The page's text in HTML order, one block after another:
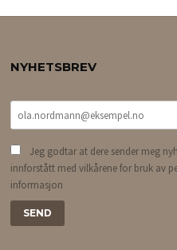
NYHETSBREV
Jeg godtar at dere sender meg
innforstått med vilkårene for bruk av
informasjon